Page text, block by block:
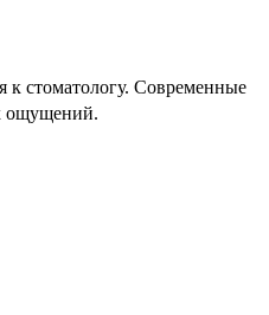
к стоматологу. Современные
ощущений.